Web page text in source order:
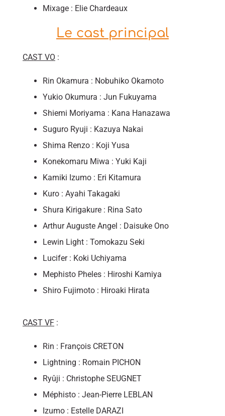
Mixage : Elie Chardeaux
Le cast principal
CAST VO :
Rin Okamura : Nobuhiko Okamoto
Yukio Okumura : Jun Fukuyama
Shiemi Moriyama : Kana Hanazawa
Suguro Ryuji : Kazuya Nakai
Shima Renzo : Koji Yusa
Konekomaru Miwa : Yuki Kaji
Kamiki Izumo : Eri Kitamura
Kuro : Ayahi Takagaki
Shura Kirigakure : Rina Sato
Arthur Auguste Angel : Daisuke Ono
Lewin Light : Tomokazu Seki
Lucifer : Koki Uchiyama
Mephisto Pheles : Hiroshi Kamiya
Shiro Fujimoto : Hiroaki Hirata
CAST VF :
Rin : François CRETON
Lightning : Romain PICHON
Ryûji : Christophe SEUGNET
Méphisto : Jean-Pierre LEBLAN
Izumo : Estelle DARAZI